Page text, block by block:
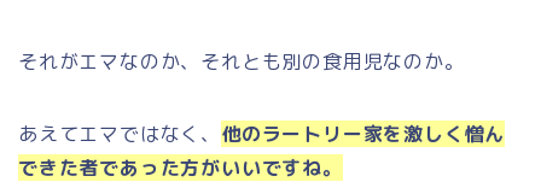
それがエマなのか、それとも別の食用児なのか。
あえてエマではなく、 他のラートリー家を激しく憎ん
できた者であった方がいいですね。